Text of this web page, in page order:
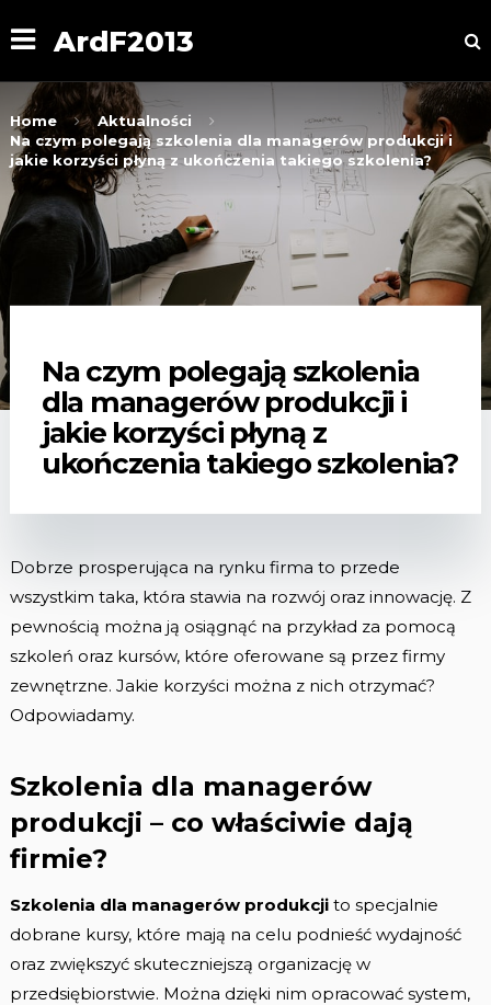
ArdF2013
Home
Aktualności
Na czym polegają szkolenia dla managerów produkcji i
jakie korzyści płyną z ukończenia takiego szkolenia?
Na czym polegają szkolenia
dla managerów produkcji i
jakie korzyści płyną z
ukończenia takiego szkolenia?
Dobrze prosperująca na rynku firma to przede
wszystkim taka, która stawia na rozwój oraz innowację. Z
pewnością można ją osiągnąć na przykład za pomocą
szkoleń oraz kursów, które oferowane są przez firmy
zewnętrzne. Jakie korzyści można z nich otrzymać?
Odpowiadamy.
Szkolenia dla managerów
produkcji – co właściwie dają
firmie?
Szkolenia dla managerów produkcjito specjalnie
dobrane kursy, które mają na celu podnieść wydajność
oraz zwiększyć skuteczniejszą organizację w
przedsiębiorstwie. Można dzięki nim opracować system,